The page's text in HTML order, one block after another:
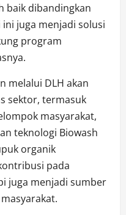
baik dibandingkan
juga menjadi solusi
program
melalui DLH akan
sektor, termasuk
masyarakat,
teknologi Biowash
organik
pada
juga menjadi sumber